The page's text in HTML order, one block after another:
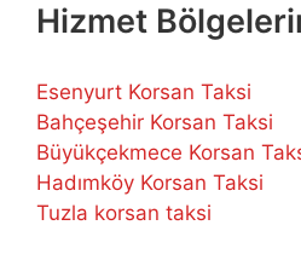
Hizmet
Esenyurt Korsan Taksi
Bahçeşehir Korsan Taksi
Büyükçekmece Korsan
Hadımköy Korsan Taksi
Tuzla korsan taksi